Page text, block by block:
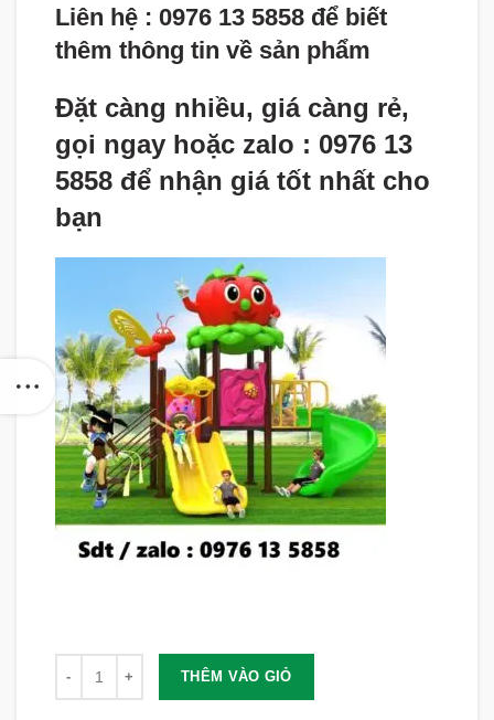
Liên hệ : 0976 13 5858 để biết
thêm thông tin về sản phẩm
Đặt càng nhiều, giá càng rẻ,
gọi ngay hoặc zalo : 0976 13
5858 để nhận giá tốt nhất cho
bạn
THÊM VÀO GIỎ